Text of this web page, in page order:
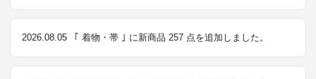
2026.08.05 ｢ 着物・帯 ｣ に新商品 257 点を追加しました。